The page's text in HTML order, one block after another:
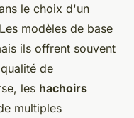
le choix d'un
modèles de base
ils offrent souvent
de
les hachoirs
multiples